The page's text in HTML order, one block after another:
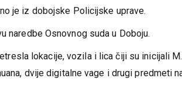
je iz dobojske Policijske uprave.
naredbe Osnovnog suda u Doboju.
lokacije, vozila i lica čiji su inicijali
dvije digitalne vage i drugi predmeti